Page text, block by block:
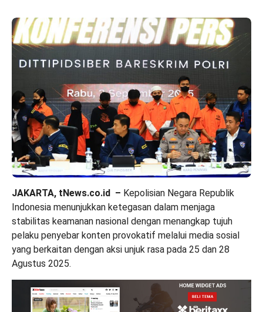
JAKARTA, tNews.co.id – Kepolisian Negara Republik
Indonesia menunjukkan ketegasan dalam menjaga
stabilitas keamanan nasional dengan menangkap tujuh
pelaku penyebar konten provokatif melalui media sosial
yang berkaitan dengan aksi unjuk rasa pada 25 dan 28
Agustus 2025.